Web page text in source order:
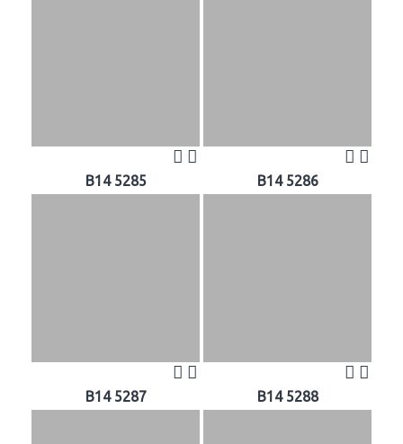
B14 5285 B14 5286
B14 5287 B14 5288